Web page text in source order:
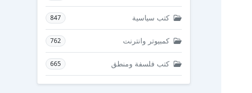
كتب سياسية 847
كمبيوتر وانترنت 762
كتب فلسفة ومنطق 665